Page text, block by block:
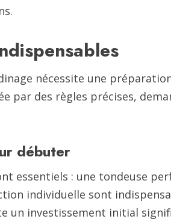
nécessite une
par des règles précises,
débuter
essentiels : une tondeuse
individuelle sont
un investissement initial